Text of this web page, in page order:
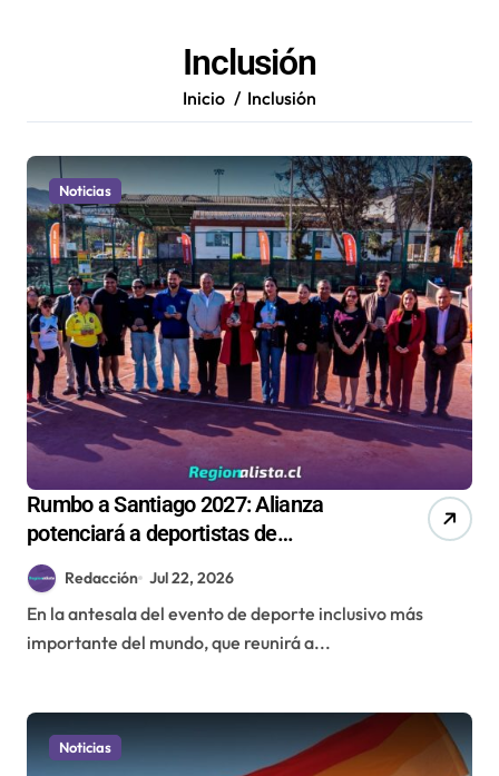
Inclusión
Inicio Inclusión
Noticias
Rumbo a Santiago 2027: Alianza
potenciará a deportistas de
Antofagasta para los Juegos
Mundiales de Olimpiadas Especiales
Redacción Jul 22, 2026
En la antesala del evento de deporte inclusivo más
importante del mundo, que reunirá a...
Noticias